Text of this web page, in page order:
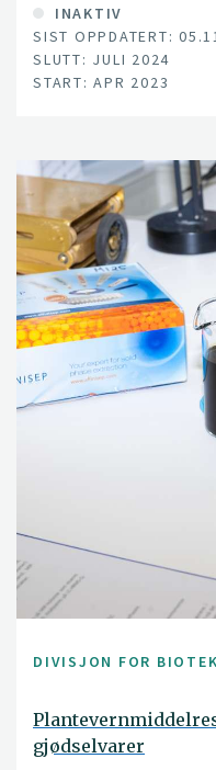
INAKTIV
SIST OPPDATERT:
SLUTT: JULI 2024
START: APR 2023
DIVISJON FOR
gjødselvarer